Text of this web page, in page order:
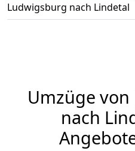
Ludwigsburg nach Lindetal
Umzüge
nach